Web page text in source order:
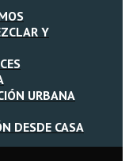
Y
URBANA
DESDE CASA